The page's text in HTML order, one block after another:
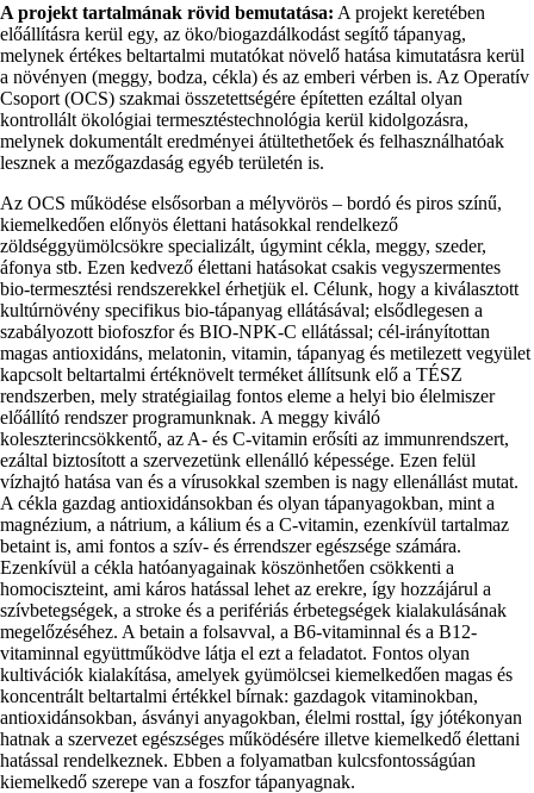
A projekt tartalmának rövid bemutatása: A projekt keretében
előállításra kerül egy, az öko/biogazdálkodást segítő tápanyag,
melynek értékes beltartalmi mutatókat növelő hatása kimutatásra kerül
a növényen (meggy, bodza, cékla) és az emberi vérben is. Az Operatív
Csoport (OCS) szakmai összetettségére építetten ezáltal olyan
kontrollált ökológiai termesztéstechnológia kerül kidolgozásra,
melynek dokumentált eredményei átültethetőek és felhasználhatóak
lesznek a mezőgazdaság egyéb területén is.
Az OCS működése elsősorban a mélyvörös – bordó és piros színű,
kiemelkedően előnyös élettani hatásokkal rendelkező
zöldséggyümölcsökre specializált, úgymint cékla, meggy, szeder,
áfonya stb. Ezen kedvező élettani hatásokat csakis vegyszermentes
bio-termesztési rendszerekkel érhetjük el. Célunk, hogy a kiválasztott
kultúrnövény specifikus bio-tápanyag ellátásával; elsődlegesen a
szabályozott biofoszfor és BIO-NPK-C ellátással; cél-irányítottan
magas antioxidáns, melatonin, vitamin, tápanyag és metilezett vegyület
kapcsolt beltartalmi értéknövelt terméket állítsunk elő a TÉSZ
rendszerben, mely stratégiailag fontos eleme a helyi bio élelmiszer
előállító rendszer programunknak. A meggy kiváló
koleszterincsökkentő, az A- és C-vitamin erősíti az immunrendszert,
ezáltal biztosított a szervezetünk ellenálló képessége. Ezen felül
vízhajtó hatása van és a vírusokkal szemben is nagy ellenállást mutat.
A cékla gazdag antioxidánsokban és olyan tápanyagokban, mint a
magnézium, a nátrium, a kálium és a C-vitamin, ezenkívül tartalmaz
betaint is, ami fontos a szív- és érrendszer egészsége számára.
Ezenkívül a cékla hatóanyagainak köszönhetően csökkenti a
homociszteint, ami káros hatással lehet az erekre, így hozzájárul a
szívbetegségek, a stroke és a perifériás érbetegségek kialakulásának
megelőzéséhez. A betain a folsavval, a B6-vitaminnal és a B12-
vitaminnal együttműködve látja el ezt a feladatot. Fontos olyan
kultivációk kialakítása, amelyek gyümölcsei kiemelkedően magas és
koncentrált beltartalmi értékkel bírnak: gazdagok vitaminokban,
antioxidánsokban, ásványi anyagokban, élelmi rosttal, így jótékonyan
hatnak a szervezet egészséges működésére illetve kiemelkedő élettani
hatással rendelkeznek. Ebben a folyamatban kulcsfontosságúan
kiemelkedő szerepe van a foszfor tápanyagnak.